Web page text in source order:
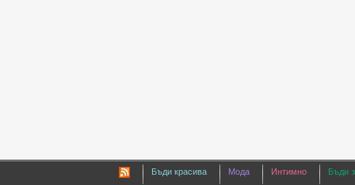
Бъди красива Мода Интимно Бъди